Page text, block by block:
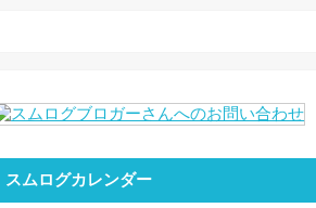
スムログカレンダー